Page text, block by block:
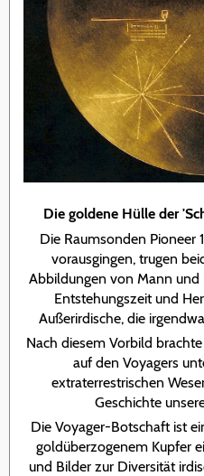
Die goldene Hülle der
Die Raumsonden Pioneer
vorausgingen, trugen
Abbildungen von Mann
Entstehungszeit und
Außerirdische, die
Nach diesem Vorbild
auf den Voyagers
extraterrestrischen
Geschichte
Die Voyager-Botschaft ist
goldüberzogenem Kupfer
und Bilder zur Diversität